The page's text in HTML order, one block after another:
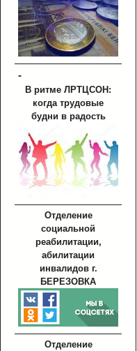
-
В ритме ЛРТЦСОН:
когда трудовые
будни в радость
Отделение
социальной
реабилитации,
абилитации
инвалидов г.
БЕРЕЗОВКА
Отделение